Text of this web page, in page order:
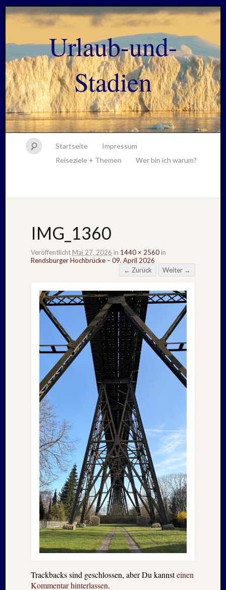
Urlaub-und-
Stadien
Startseite
Impressum
Reiseziele + Themen
Wer bin ich warum?
IMG_1360
Veröffentlicht Mai 27, 2026 in 1440 × 2560 in
Rendsburger Hochbrücke – 09. April 2026
← Zurück
Weiter →
Trackbacks sind geschlossen, aber Du kannsteinen
Kommentar hinterlassen.